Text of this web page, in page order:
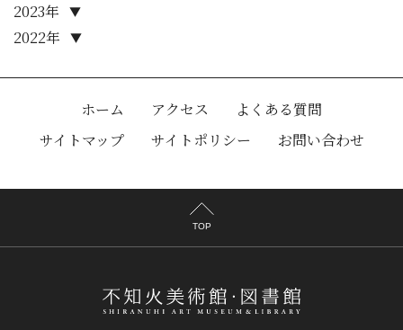
2022年 ▼
2023年 ▼
ホーム アクセス
よくある質問
サイトマップ
サイトポリシー お問い合わせ
TOP